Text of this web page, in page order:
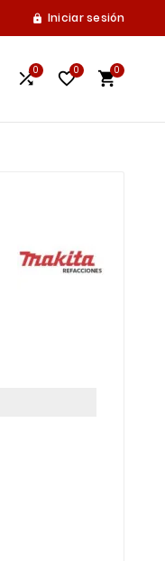
 Iniciar sesión
0 0 0